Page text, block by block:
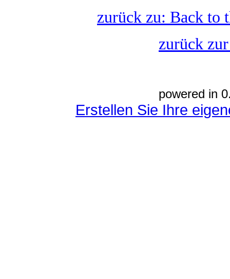
zurück zu: Back to
zurück
powered in
Erstellen Sie Ihre